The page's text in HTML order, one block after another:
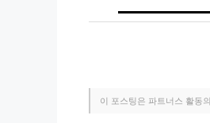
이 포스팅은 파트너스 활동